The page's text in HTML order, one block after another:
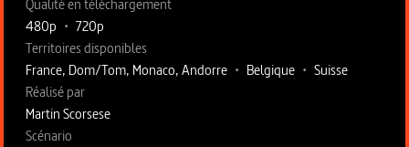
Qualité en téléchargement
480p • 720p
Territoires disponibles
France, Dom/Tom, Monaco, Andorre • Belgique • Suisse
Fiche technique section droite
Réalisé par
Martin Scorsese
Scénario